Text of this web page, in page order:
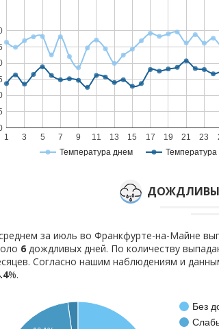
Температура днем
1 3 5 7 9 11 13 15 17 19 21 23
за июль во Франкфурте-на-Майне
6 дождливых дней. По количеству
Согласно нашим наблюдениям и
%.
Без